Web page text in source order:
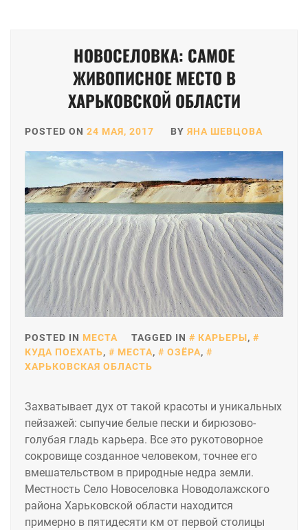
НОВОСЕЛОВКА: САМОЕ
ЖИВОПИСНОЕ МЕСТО В
ХАРЬКОВСКОЙ ОБЛАСТИ
POSTED ON 24 МАЯ, 2017 BY ЯНА ШЕВЦОВА
POSTED IN МЕСТА TAGGED IN КАРЬЕРЫ,
КУДА ПОЕХАТЬ, МЕСТА, ОЗЁРА,
ХАРЬКОВСКАЯ ОБЛАСТЬ
Захватывает дух от такой красоты и уникальных
пейзажей: сыпучие белые пески и бирюзово-
голубая гладь карьера. Все это рукотоворное
сокровище созданное человеком, точнее его
вмешательством в природные недра земли.
Местность Село Новоселовка Новодолажского
района Харьковской области находится
примерно в пятидесяти км от первой столицы